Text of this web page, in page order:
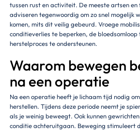
tussen rust en activiteit. De meeste artsen
adviseren tegenwoordig om zo snel mogelijk
komen, mits dit veilig gebeurd. Vroege
conditieverlies te beperken, de bloedsomloop
herstelproces te ondersteunen.
Waarom bewegen
na een operatie
Na een operatie heeft je lichaam tijd nodig
herstellen. Tijdens deze periode neemt je
als je weinig beweegt. Ook kunnen
conditie achteruitgaan. Beweging stimuleert